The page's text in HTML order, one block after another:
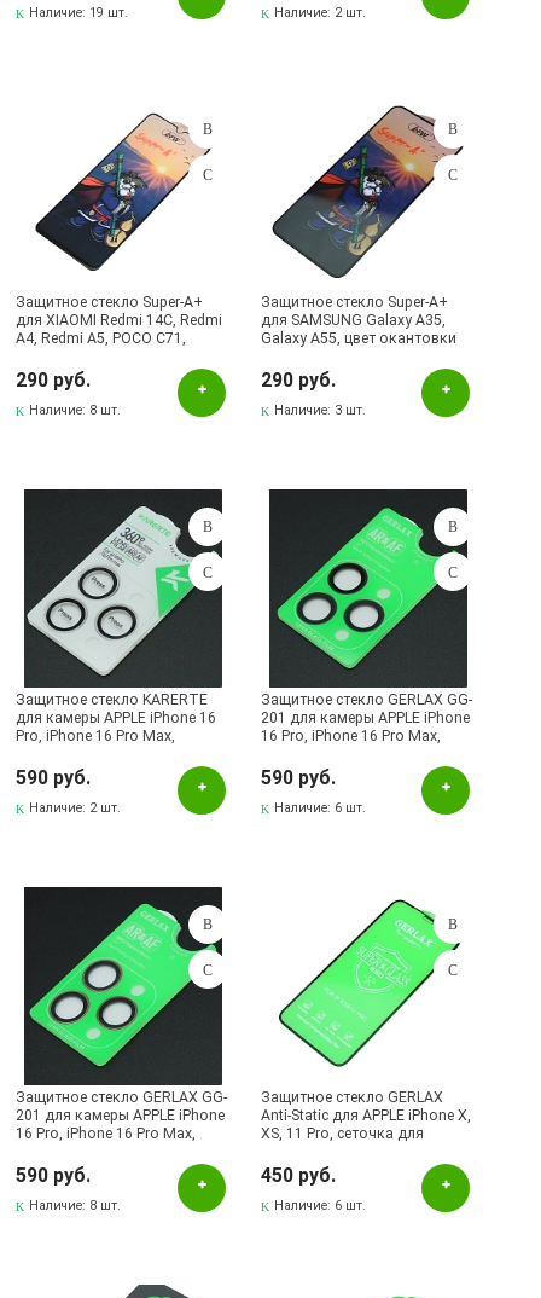
Наличие: 19 шт. Наличие: 2 шт.
Защитное стекло Super-A+
для XIAOMI Redmi 14C, Redmi
A4, Redmi A5, POCO C71,
черный
290 руб.
Наличие: 8 шт.
Защитное стекло Super-A+
для SAMSUNG Galaxy A35,
Galaxy A55, цвет окантовки
290 руб.
Наличие: 3 шт.
Защитное стекло KARERTE
для камеры APPLE iPhone 16
Pro, iPhone 16 Pro Max,
прозрачная окантовка
590 руб.
Наличие: 2 шт.
Защитное стекло GERLAX GG-
201 для камеры APPLE iPhone
16 Pro, iPhone 16 Pro Max,
окантовки черный
590 руб.
Наличие: 6 шт.
Защитное стекло GERLAX GG-
201 для камеры APPLE iPhone
16 Pro, iPhone 16 Pro Max,
окантовки золотистый
590 руб.
Наличие: 8 шт.
Защитное стекло GERLAX
Anti-Static для APPLE iPhone X,
XS, 11 Pro, сеточка для
черный
450 руб.
Наличие: 6 шт.